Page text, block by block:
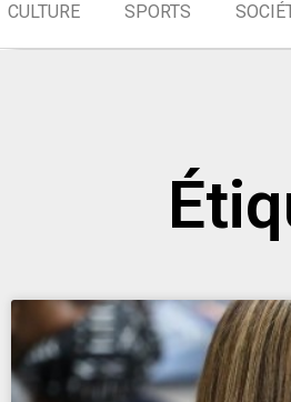
CULTURE SPORTS